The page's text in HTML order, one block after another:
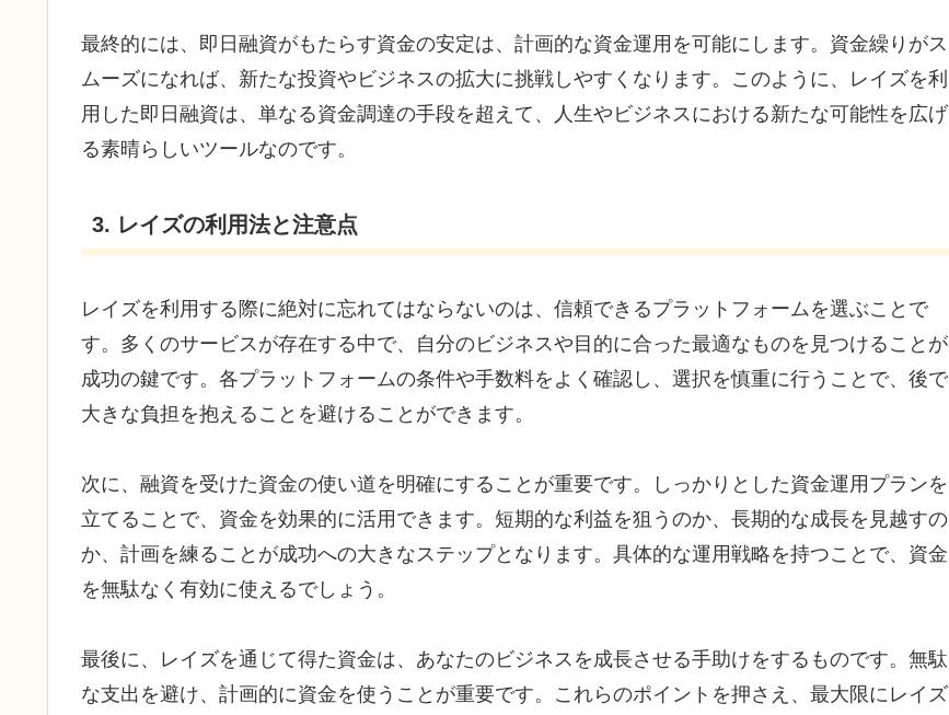
最終的には、即日融資がもたらす資金の安定は、計画的な資金運用を可能にします。資金繰りがス
ムーズになれば、新たな投資やビジネスの拡大に挑戦しやすくなります。このように、レイズを利
用した即日融資は、単なる資金調達の手段を超えて、人生やビジネスにおける新たな可能性を広げ
る素晴らしいツールなのです。
3. レイズの利用法と注意点
レイズを利用する際に絶対に忘れてはならないのは、信頼できるプラットフォームを選ぶことで
す。多くのサービスが存在する中で、自分のビジネスや目的に合った最適なものを見つけることが
成功の鍵です。各プラットフォームの条件や手数料をよく確認し、選択を慎重に行うことで、後で
大きな負担を抱えることを避けることができます。
次に、融資を受けた資金の使い道を明確にすることが重要です。しっかりとした資金運用プランを
立てることで、資金を効果的に活用できます。短期的な利益を狙うのか、長期的な成長を見越すの
か、計画を練ることが成功への大きなステップとなります。具体的な運用戦略を持つことで、資金
を無駄なく有効に使えるでしょう。
最後に、レイズを通じて得た資金は、あなたのビジネスを成長させる手助けをするものです。無駄
な支出を避け、計画的に資金を使うことが重要です。これらのポイントを押さえ、最大限にレイズ